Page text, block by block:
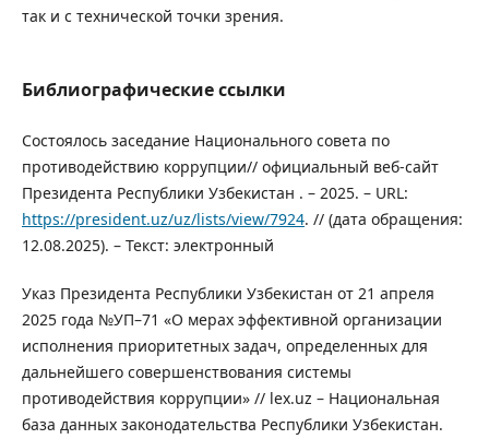
так и с технической точки зрения.
Библиографические ссылки
Состоялось заседание Национального совета по
противодействию коррупции// официальный веб-сайт
Президента Республики Узбекистан . – 2025. – URL:
https://president.uz/uz/lists/view/7924. // (дата обращения:
12.08.2025). – Текст: электронный
Указ Президента Республики Узбекистан от 21 апреля
2025 года №УП–71 «О мерах эффективной организации
исполнения приоритетных задач, определенных для
дальнейшего совершенствования системы
противодействия коррупции» // lex.uz – Национальная
база данных законодательства Республики Узбекистан.